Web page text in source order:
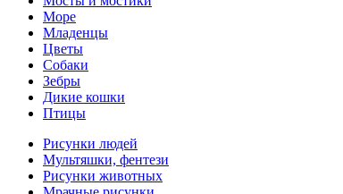
Море
Младенцы
Цветы
Собаки
Зебры
Дикие кошки
Птицы
Рисунки людей
Мультяшки, фентези
Рисунки животных